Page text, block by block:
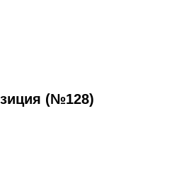
(№128)